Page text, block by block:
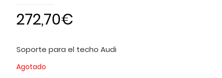
272,70€
Soporte para el techo Audi
Agotado